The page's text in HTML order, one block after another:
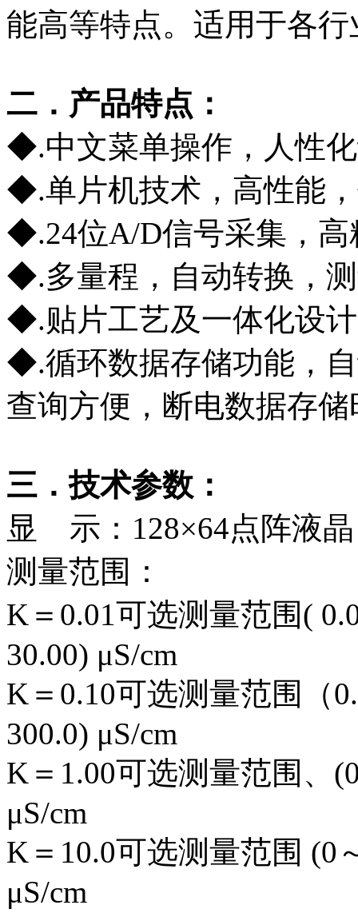
能高等特点。适用于各
二．产品特点：
◆.中文菜单操作，人性
◆.单片机技术，高性能
◆.24位A/D信号采集，高
◆.多量程，自动转换，
◆.贴片工艺及一体化设
◆.循环数据存储功能，
查询方便，断电数据存
三．技术参数：
显 示：128×64点阵液
测量范围：
K＝0.01可选测量范围(
30.00) μS/cm
K＝0.10可选测量范围（
300.0) μS/cm
K＝1.00可选测量范围、
μS/cm
K＝10.0可选测量范围 (0
μS/